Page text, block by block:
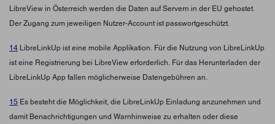
LibreView in Österreich werden die Daten auf Servern in der EU gehostet.
Der Zugang zum jeweiligen Nutzer-Account ist passwortgeschützt.
14 LibreLinkUp ist eine mobile Applikation. Für die Nutzung von LibreLinkUp
ist eine Registrierung bei LibreView erforderlich. Für das Herunterladen der
LibreLinkUp App fallen möglicherweise Datengebühren an.
15 Es besteht die Möglichkeit, die LibreLinkUp Einladung anzunehmen und
damit Benachrichtigungen und Warnhinweise zu erhalten oder diese